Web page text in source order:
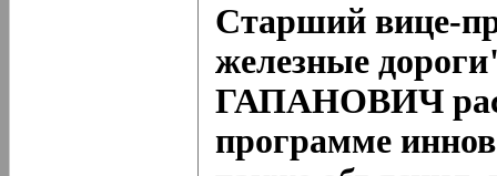
Старший вице-
железные
ГАПАНОВИЧ
программе